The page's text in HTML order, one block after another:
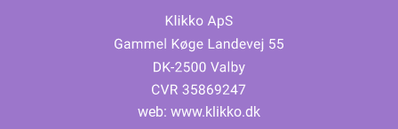
web: www.klikko.dk